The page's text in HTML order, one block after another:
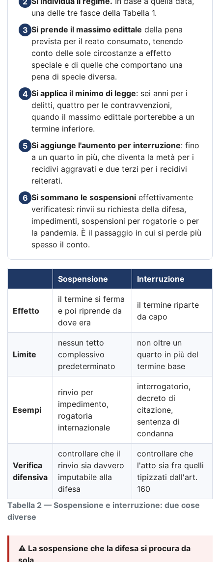
una delle tre fasce della Tabella 1.
3 Si prende il massimo edittale della pena
prevista per il reato consumato, tenendo
conto delle sole circostanze a effetto
speciale e di quelle che comportano una
pena di specie diversa.
4 Si applica il minimo di legge: sei anni per i
delitti, quattro per le contravvenzioni,
quando il massimo edittale porterebbe a un
termine inferiore.
5 Si aggiunge l'aumento per interruzione: fino
a un quarto in più, che diventa la metà per i
recidivi aggravati e due terzi per i recidivi
reiterati.
6 Si sommano le sospensioni effettivamente
verificatesi: rinvii su richiesta della difesa,
impedimenti, sospensioni per rogatorie o per
la pandemia. È il passaggio in cui si perde più
spesso il conto.
Tabella 2 — Sospensione e interruzione: due cose
diverse
Sospensione Interruzione
Effetto
il termine si ferma
e poi riprende da
dove era
il termine riparte
da capo
Limite
nessun tetto
complessivo
predeterminato
non oltre un
quarto in più del
termine base
Esempi
rinvio per
impedimento,
rogatoria
internazionale
interrogatorio,
decreto di
citazione,
sentenza di
condanna
Verifica
difensiva
controllare che il
rinvio sia davvero
imputabile alla
difesa
controllare che
l'atto sia fra quelli
tipizzati dall'art.
160
⚠️ La sospensione che la difesa si procura da
sola